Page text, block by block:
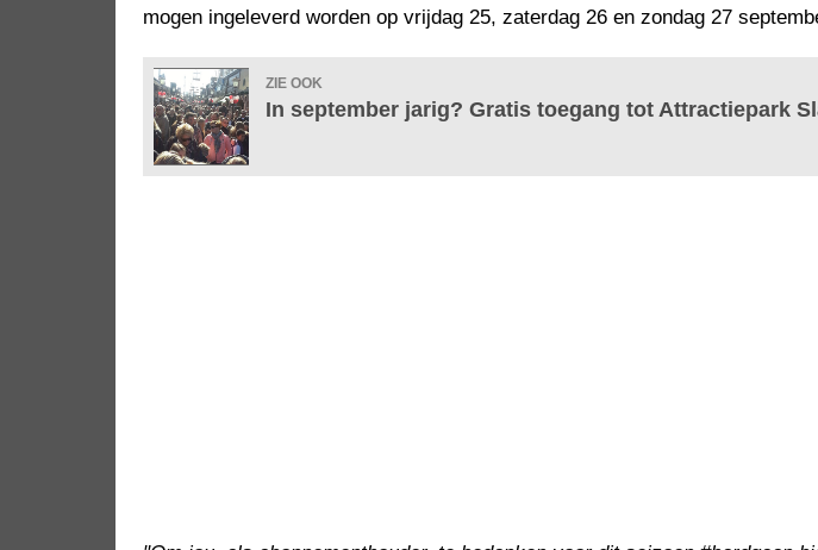
mogen ingeleverd worden op vrijdag 25, zaterdag 26 en zondag 27
ZIE OOK
In september jarig? Gratis toegang tot Attractiepark